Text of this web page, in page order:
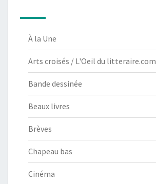
À la Une
Arts croisés / L'Oeil du litteraire.com
Bande dessinée
Beaux livres
Brèves
Chapeau bas
Cinéma